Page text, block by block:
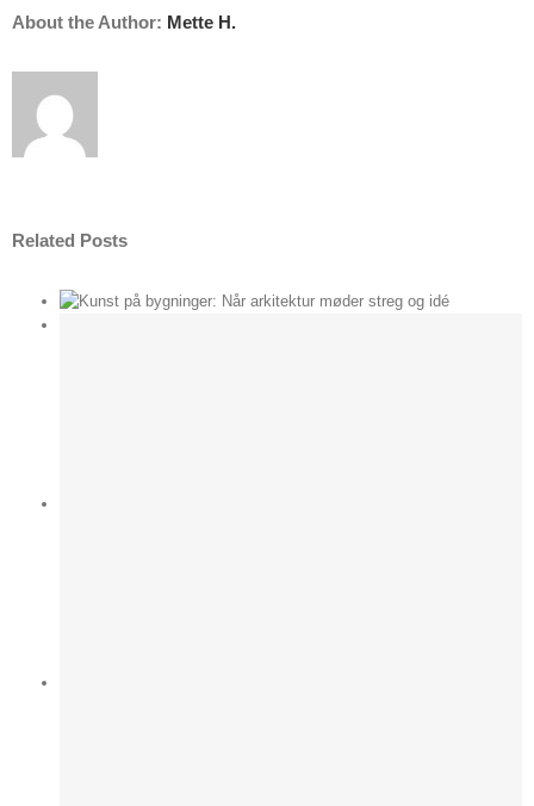
About the Author: Mette H.
Related Posts